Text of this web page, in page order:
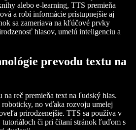
alebo e-learning, TTS premieňa
a robí informácie prístupnejšie aj
sa zameriava na kľúčové prvky
hlasov, umelú inteligenciu a
prevodu textu na
na reč premieňa text na ľudský hlas.
roboticky, no vďaka rozvoju umelej
prirodzenejšie. TTS sa používa v
tutoriáloch či pri čítaní stránok ľuďom s